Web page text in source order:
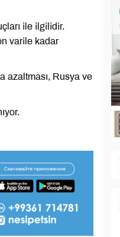
ile ilgilidir.
varile kadar
azaltması, Rusya ve